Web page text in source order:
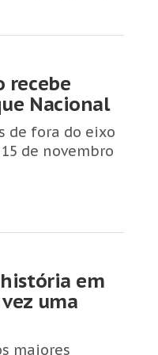
recebe
Nacional
de fora do eixo
de novembro
em
uma
maiores